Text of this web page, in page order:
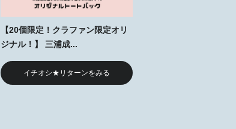
【20個限定！クラファン限定オリ
ジナル！】 三浦成...
イチオシ★リターンをみる